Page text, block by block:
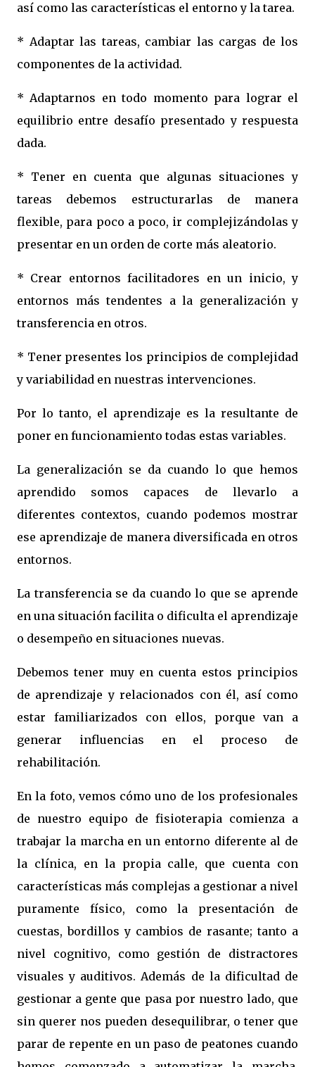
así como las características el entorno y la tarea.
* Adaptar las tareas, cambiar las cargas de los
componentes de la actividad.
* Adaptarnos en todo momento para lograr el
equilibrio entre desafío presentado y respuesta
dada.
* Tener en cuenta que algunas situaciones y
tareas debemos estructurarlas de manera
flexible, para poco a poco, ir complejizándolas y
presentar en un orden de corte más aleatorio.
* Crear entornos facilitadores en un inicio, y
entornos más tendentes a la generalización y
transferencia en otros.
* Tener presentes los principios de complejidad
y variabilidad en nuestras intervenciones.
Por lo tanto, el aprendizaje es la resultante de
poner en funcionamiento todas estas variables.
La generalización se da cuando lo que hemos
aprendido somos capaces de llevarlo a
diferentes contextos, cuando podemos mostrar
ese aprendizaje de manera diversificada en otros
entornos.
La transferencia se da cuando lo que se aprende
en una situación facilita o dificulta el aprendizaje
o desempeño en situaciones nuevas.
Debemos tener muy en cuenta estos principios
de aprendizaje y relacionados con él, así como
estar familiarizados con ellos, porque van a
generar influencias en el proceso de
rehabilitación.
En la foto, vemos cómo uno de los profesionales
de nuestro equipo de fisioterapia comienza a
trabajar la marcha en un entorno diferente al de
la clínica, en la propia calle, que cuenta con
características más complejas a gestionar a nivel
puramente físico, como la presentación de
cuestas, bordillos y cambios de rasante; tanto a
nivel cognitivo, como gestión de distractores
visuales y auditivos. Además de la dificultad de
gestionar a gente que pasa por nuestro lado, que
sin querer nos pueden desequilibrar, o tener que
parar de repente en un paso de peatones cuando